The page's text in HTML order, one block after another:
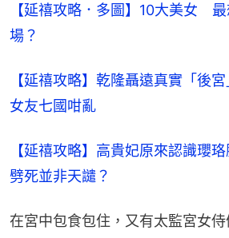
【延禧攻略．多圖】10大美女　
場？
【延禧攻略】乾隆聶遠真實「後
女友七國咁亂
【延禧攻略】高貴妃原來認識瓔
劈死並非天譴？
在宮中包食包住，又有太監宮女